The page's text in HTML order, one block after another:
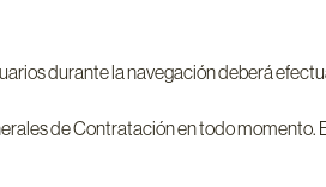
durante la navegación deberá
de Contratación en todo